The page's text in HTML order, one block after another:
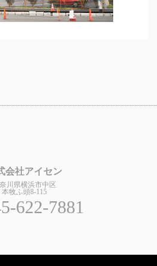
会社アイセン
川県横浜市中区
本牧ふ頭8-115
622-7881